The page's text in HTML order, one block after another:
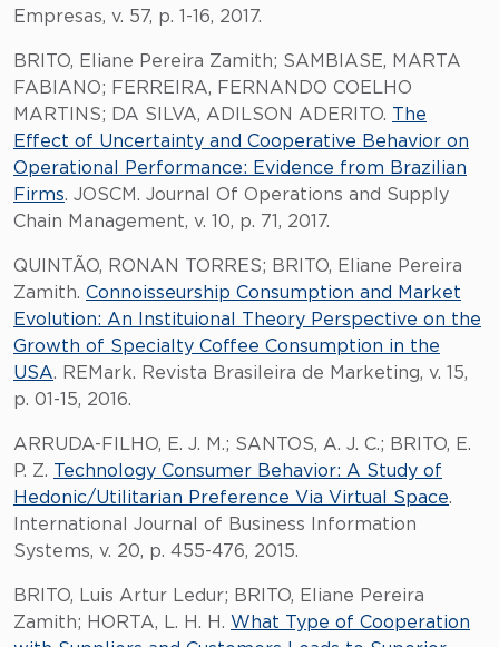
Empresas, v. 57, p. 1-16, 2017.
BRITO, Eliane Pereira Zamith; SAMBIASE, MARTA
FABIANO; FERREIRA, FERNANDO COELHO
MARTINS; DA SILVA, ADILSON ADERITO. The
Effect of Uncertainty and Cooperative Behavior on
Operational Performance: Evidence from Brazilian
Firms. JOSCM. Journal Of Operations and Supply
Chain Management, v. 10, p. 71, 2017.
QUINTÃO, RONAN TORRES; BRITO, Eliane Pereira
Zamith. Connoisseurship Consumption and Market
Evolution: An Instituional Theory Perspective on the
Growth of Specialty Coffee Consumption in the
USA. REMark. Revista Brasileira de Marketing, v. 15,
p. 01-15, 2016.
ARRUDA-FILHO, E. J. M.; SANTOS, A. J. C.; BRITO, E.
P. Z. Technology Consumer Behavior: A Study of
Hedonic/Utilitarian Preference Via Virtual Space.
International Journal of Business Information
Systems, v. 20, p. 455-476, 2015.
BRITO, Luis Artur Ledur; BRITO, Eliane Pereira
Zamith; HORTA, L. H. H. What Type of Cooperation